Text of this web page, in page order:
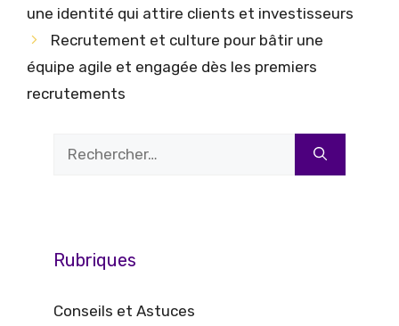
une identité qui attire clients et investisseurs
Recrutement et culture pour bâtir une
équipe agile et engagée dès les premiers
recrutements
Rubriques
Conseils et Astuces